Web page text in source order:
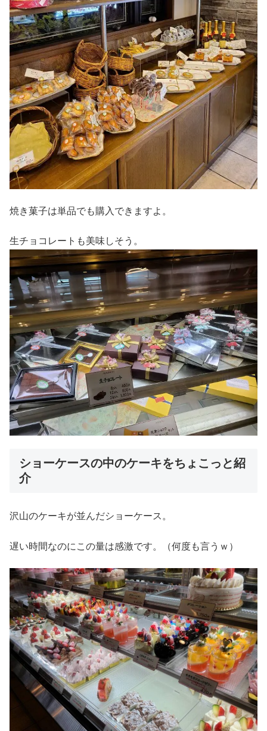
焼き菓子は単品でも購入できますよ。
生チョコレートも美味しそう。
ショーケースの中のケーキをちょこっと紹
介
沢山のケーキが並んだショーケース。
遅い時間なのにこの量は感激です。（何度も言うｗ）